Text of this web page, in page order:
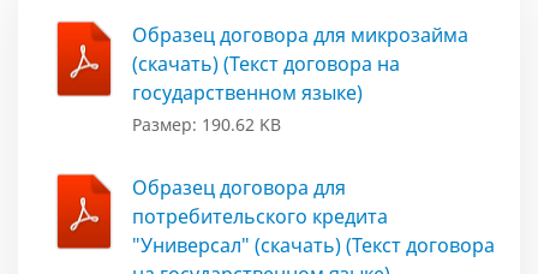
Образец договора для микрозайма
(скачать) (Текст договора на
государственном языке)
Размер: 190.62 KB
Образец договора для
потребительского кредита
"Универсал" (скачать) (Текст договора